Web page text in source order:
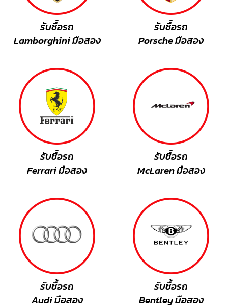
รับซื้อรถ
Lamborghini มือสอง
รับซื้อรถ
Porsche มือสอง
รับซื้อรถ
Ferrari มือสอง
รับซื้อรถ
McLaren มือสอง
รับซื้อรถ
Audi มือสอง
รับซื้อรถ
Bentley มือสอง